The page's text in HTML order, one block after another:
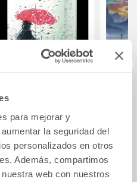
para mejorar y
la seguridad del
personalizados en otros
Además, compartimos
web con nuestros
Patria. Edición
especial con
cantos tintados
16,95€
Comprar